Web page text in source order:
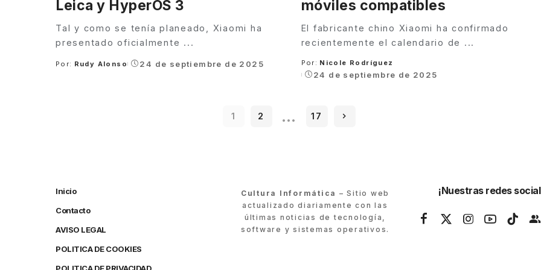
Leica y HyperOS 3
Tal y como se tenía planeado, Xiaomi ha
presentado oficialmente ...
Posted
Por: Rudy Alonso 24 de septiembre de 2025
móviles compatibles
El fabricante chino Xiaomi ha confirmado
recientemente el calendario de ...
Posted
by
Por: Nicole Rodríguez
24 de septiembre de 2025
1 2 … 17
Inicio
Contacto
AVISO LEGAL
POLITICA DE COOKIES
Cultura Informática – Sitio web
actualizado diariamente con las
últimas noticias de tecnología,
software y sistemas operativos.
¡Nuestras redes